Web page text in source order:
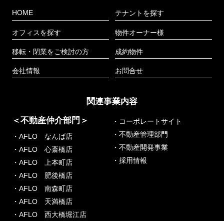
HOME
オフィスを探す
移転・閉業をご検討の方
会社情報
テナントを探す
物件オーナー様
成約物件
お問合せ
関連事業内容
＜不動産仲介部門＞
・AFLO なんば店
・AFLO 心斎橋店
・AFLO 上本町店
・AFLO 肥後橋店
・AFLO 南森町店
・AFLO 天満橋店
・AFLO 西大橋堀江店
・コーポレートサイト
・不動産管理部門
・不動産開発事業
・採用情報